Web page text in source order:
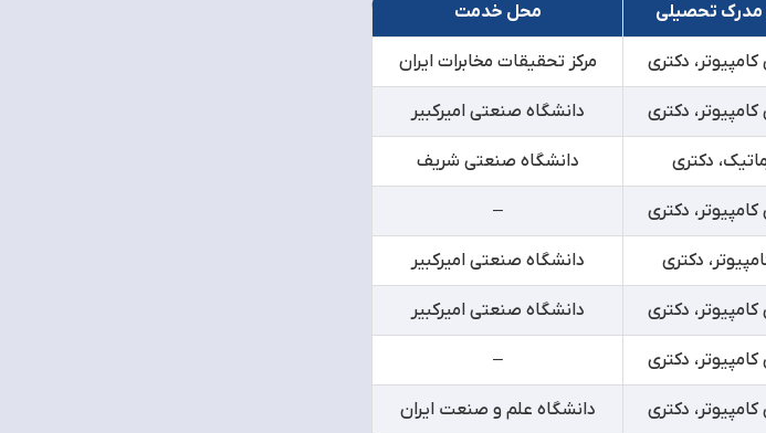
مدرک تحصیلی محل خدمت
دکتری مرکز تحقیقات مخابرات ایران
دکتری دانشگاه صنعتی امیرکبیر
دکتری دانشگاه صنعتی شریف
دکتری –
دکتری دانشگاه صنعتی امیرکبیر
دکتری دانشگاه صنعتی امیرکبیر
دکتری –
دکتری دانشگاه علم و صنعت ایران